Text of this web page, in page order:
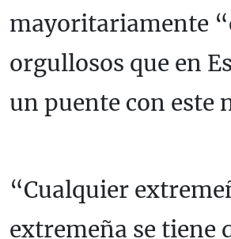
mayoritariamente
orgullosos que en
un puente con este
“Cualquier
extremeña se tiene